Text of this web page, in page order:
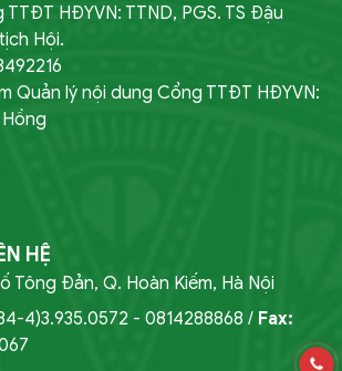
HĐYVN: TTND, PGS. TS Đậu
Hội.
Quản lý nội dung Cổng TTĐT HĐYVN:
HỆ
Tông Đản, Q. Hoàn Kiếm, Hà Nội
4)3.935.0572 - 0814288868 / Fax: